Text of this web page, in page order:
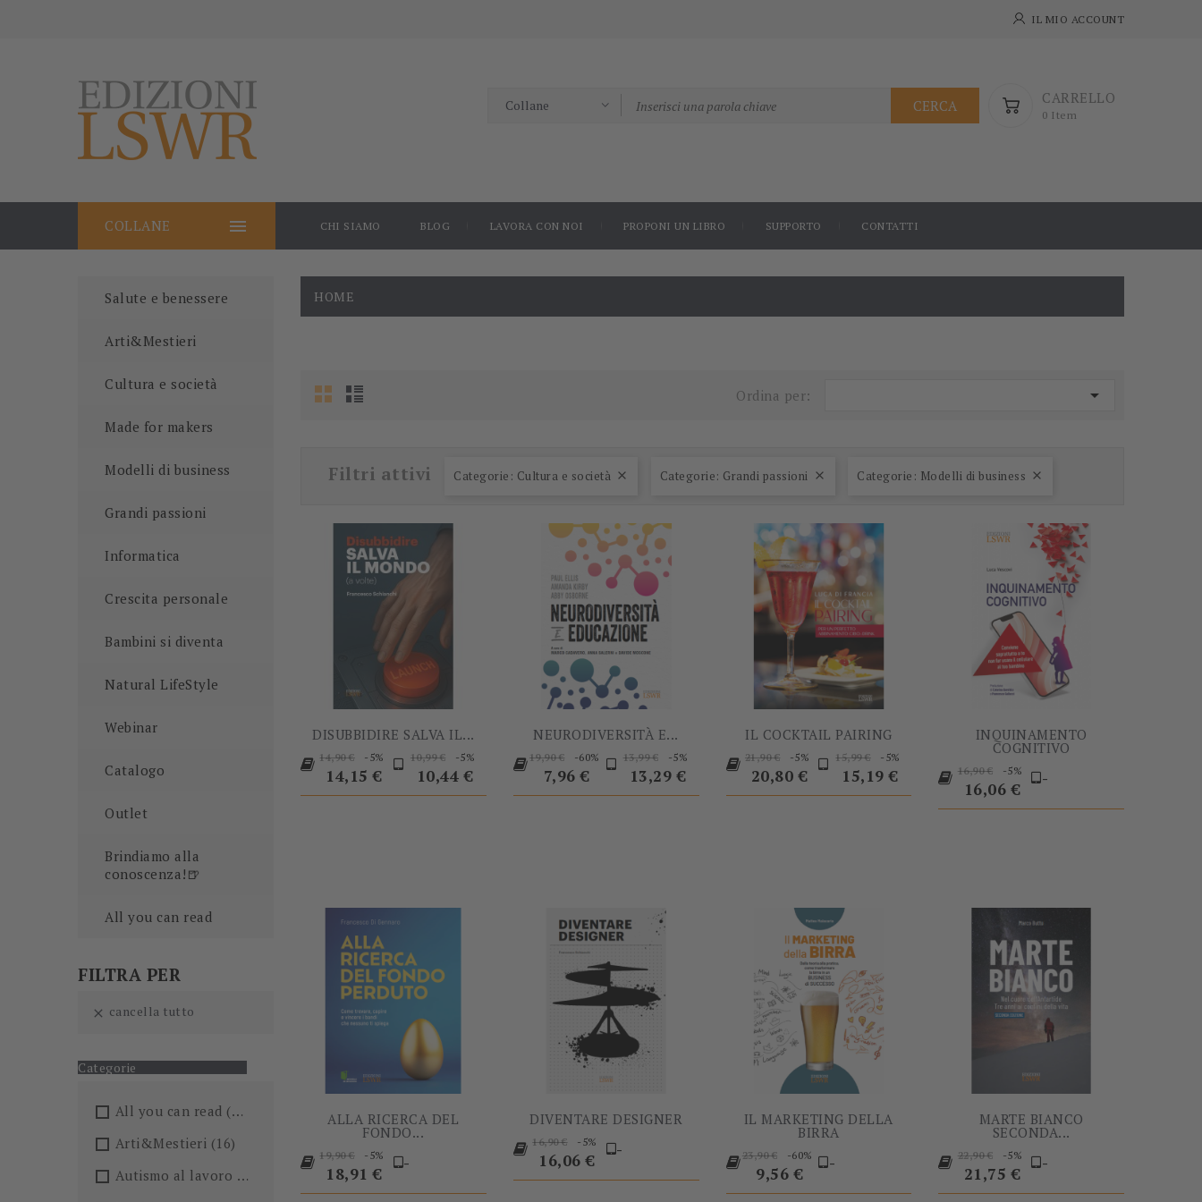
IL MIO ACCOUNT
CARRELLO
0 Item
CERCA

COLLANE CHI SIAMO BLOG LAVORA CON NOI PROPONI UN LIBRO SUPPORTO CONTATTI
Salute e benessere
Arti&Mestieri
Cultura e società
Made for makers
Modelli di business
Grandi passioni
Informatica
Crescita personale
Bambini si diventa
Natural LifeStyle
Webinar
Catalogo
Outlet
Brindiamo alla
conoscenza!🍺
All you can read
FILTRA PER
 cancella tutto
Categorie
All you can read (205)
Arti&Mestieri (16)
Autismo al lavoro
(5)
HOME
Ordina per: 
Filtri attivi Categorie: Cultura e società  Categorie: Grandi passioni  Categorie: Modelli di business 
DISUBBIDIRE SALVA IL...
Prezzo
base
14,90 € -5%
Prezzo
14,15 €
Prezzo
base
10,99 € -5%
Prezzo
10,44 €
NEURODIVERSITÀ E...
Prezzo
base
19,90 € -60%
Prezzo
7,96 €
Prezzo
base
13,99 € -5%
Prezzo
13,29 €
IL COCKTAIL PAIRING
Prezzo
base
21,90 € -5%
Prezzo
20,80 €
Prezzo
base
15,99 € -5%
15,19 €
INQUINAMENTO
COGNITIVO
Prezzo
base
16,90 € -5%
Prezzo
16,06 €
-
ALLA RICERCA DEL
FONDO...
Prezzo
base
19,90 € -5%
Prezzo
18,91 €
-
DIVENTARE DESIGNER
Prezzo
base
16,90 € -5%
Prezzo
16,06 €
-
IL MARKETING DELLA
BIRRA
Prezzo
base
23,90 € -60%
Prezzo
9,56 € -
MARTE BIANCO
SECONDA...
Prezzo
base
22,90 € -5%
Prezzo
21,75 €
-